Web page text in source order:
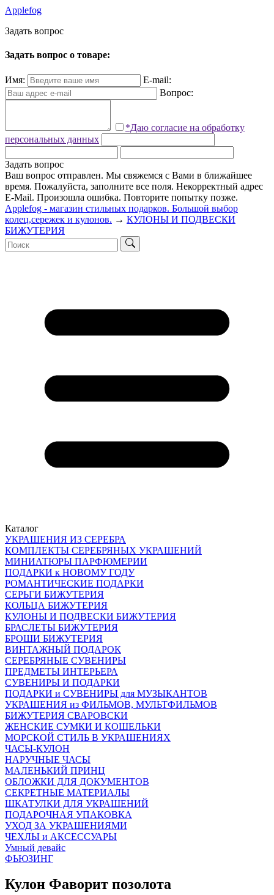
Applefog
Задать вопрос
Задать вопрос о товаре:
Имя:
E-mail:
Вопрос:
*Даю согласие на обработку
персональных данных
Задать вопрос
Ваш вопрос отправлен. Мы свяжемся с Вами в ближайшее
время. Пожалуйста, заполните все поля. Некорректный адрес
E-Mail. Произошла ошибка. Повторите попытку позже.
Applefog - магазин стильных подарков. Большой выбор
колец,сережек и кулонов. → КУЛОНЫ И ПОДВЕСКИ
БИЖУТЕРИЯ
Каталог
УКРАШЕНИЯ ИЗ СЕРЕБРА
КОМПЛЕКТЫ СЕРЕБРЯНЫХ УКРАШЕНИЙ
МИНИАТЮРЫ ПАРФЮМЕРИИ
ПОДАРКИ к НОВОМУ ГОДУ
РОМАНТИЧЕСКИЕ ПОДАРКИ
СЕРЬГИ БИЖУТЕРИЯ
КОЛЬЦА БИЖУТЕРИЯ
КУЛОНЫ И ПОДВЕСКИ БИЖУТЕРИЯ
БРАСЛЕТЫ БИЖУТЕРИЯ
БРОШИ БИЖУТЕРИЯ
ВИНТАЖНЫЙ ПОДАРОК
СЕРЕБРЯНЫЕ СУВЕНИРЫ
ПРЕДМЕТЫ ИНТЕРЬЕРА
СУВЕНИРЫ И ПОДАРКИ
ПОДАРКИ и СУВЕНИРЫ для МУЗЫКАНТОВ
УКРАШЕНИЯ из ФИЛЬМОВ, МУЛЬТФИЛЬМОВ
БИЖУТЕРИЯ СВАРОВСКИ
ЖЕНСКИЕ СУМКИ И КОШЕЛЬКИ
МОРСКОЙ СТИЛЬ В УКРАШЕНИЯХ
ЧАСЫ-КУЛОН
НАРУЧНЫЕ ЧАСЫ
МАЛЕНЬКИЙ ПРИНЦ
ОБЛОЖКИ ДЛЯ ДОКУМЕНТОВ
СЕКРЕТНЫЕ МАТЕРИАЛЫ
ШКАТУЛКИ ДЛЯ УКРАШЕНИЙ
ПОДАРОЧНАЯ УПАКОВКА
УХОД ЗА УКРАШЕНИЯМИ
ЧEХЛЫ и АКСЕССУАРЫ
Умный девайс
ФЬЮЗИНГ
Кулон Фаворит позолота